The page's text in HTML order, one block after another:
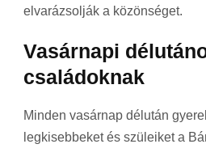
elvarázsolják a közönséget.
Vasárnapi
családoknak
Minden vasárnap délután
legkisebbeket és szüleiket a